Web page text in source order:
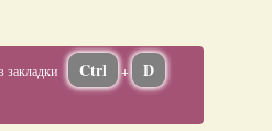
закладки Ctrl + D